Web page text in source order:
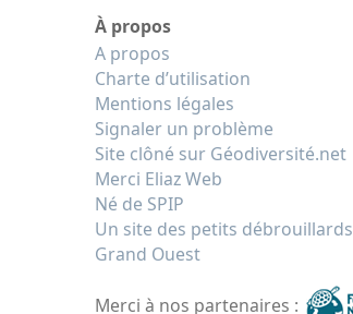
À propos
A propos
Charte d’utilisation
Mentions légales
Signaler un problème
Site clôné sur Géodiversité.net
Merci Eliaz Web
Né de SPIP
Un site des petits débrouillards
Grand Ouest
Merci à nos partenaires :